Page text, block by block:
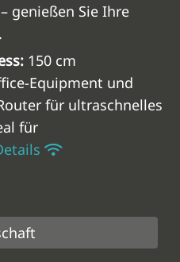
genießen Sie Ihre
150 cm
Equipment und
für ultraschnelles
für